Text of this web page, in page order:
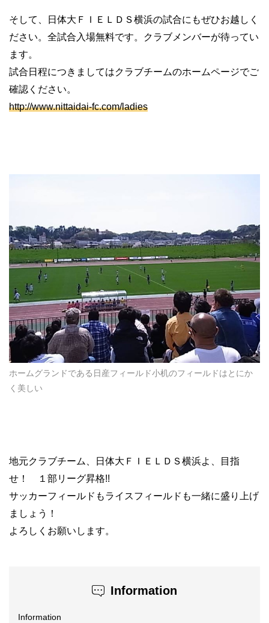
そして、日体大ＦＩＥＬＤＳ横浜の試合にもぜひお越しく
ださい。全試合入場無料です。クラブメンバーが待ってい
ます。
試合日程につきましてはクラブチームのホームページでご
確認ください。
http://www.nittaidai-fc.com/ladies
ホームグランドである日産フィールド小机のフィールドはとにか
く美しい
地元クラブチーム、日体大ＦＩＥＬＤＳ横浜よ、目指
せ！ １部リーグ昇格!!
サッカーフィールドもライスフィールドも一緒に盛り上げ
ましょう！
よろしくお願いします。
Information
Information